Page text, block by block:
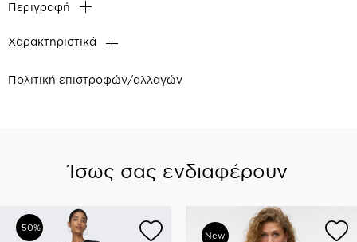
Χαρακτηριστικά
Πολιτική επιστροφών/αλλαγών
Περιγραφή
Ίσως σας ενδιαφέρουν
-50%
New